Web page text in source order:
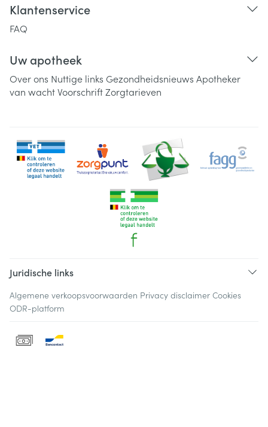
Klantenservice
FAQ
Uw apotheek
Over ons Nuttige links Gezondheidsnieuws Apotheker
van wachtVoorschriftZorgtarieven
Juridische links
Algemene verkoopsvoorwaarden Privacy disclaimer Cookies
ODR-platform